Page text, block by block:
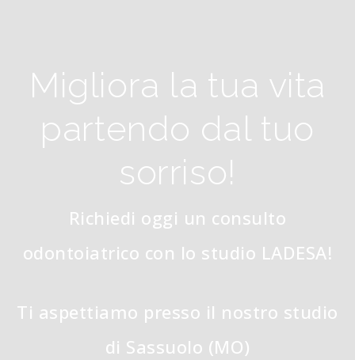
Migliora la tua vita
partendo dal tuo
sorriso!
Richiedi oggi un consulto
odontoiatrico con lo studio LADESA!
Ti aspettiamo presso il nostro studio
di Sassuolo (MO)